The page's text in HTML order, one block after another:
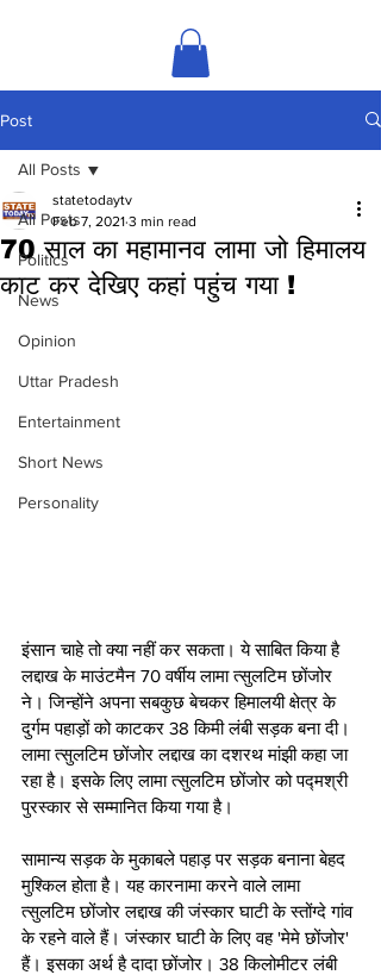
Post
All Posts
Politics
News
Opinion
Uttar Pradesh
Entertainment
Short News
Personality
All Posts
70 साल का महामानव लामा जो हिमालय
काट कर देखिए कहां पहुंच गया !
statetodaytv
Feb 7, 2021 3 min read
इंसान चाहे तो क्या नहीं कर सकता। ये साबित किया है
लद्दाख के माउंटमैन 70 वर्षीय लामा त्सुलटिम छोंजोर
ने। जिन्होंने अपना सबकुछ बेचकर हिमालयी क्षेत्र के
दुर्गम पहाड़ों को काटकर 38 किमी लंबी सड़क बना दी।
लामा त्सुलटिम छोंजोर लद्दाख का दशरथ मांझी कहा जा
रहा है। इसके लिए लामा त्सुलटिम छोंजोर को पद्मश्री
पुरस्कार से सम्मानित किया गया है।
सामान्य सड़क के मुकाबले पहाड़ पर सड़क बनाना बेहद
मुश्किल होता है। यह कारनामा करने वाले लामा
त्सुलटिम छोंजोर लद्दाख की जंस्कार घाटी के स्तोंग्दे गांव
के रहने वाले हैं। जंस्कार घाटी के लिए वह 'मेमे छोंजोर'
हैं। इसका अर्थ है दादा छोंजोर। 38 किलोमीटर लंबी